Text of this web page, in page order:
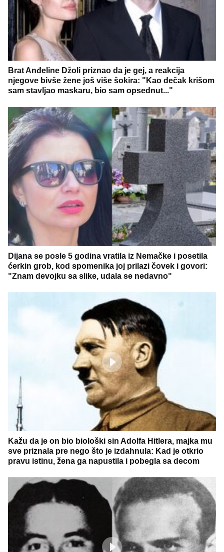
Brat Anđeline Džoli priznao da je gej, a reakcija
njegove bivše žene još više šokira: "Kao dečak krišom
sam stavljao maskaru, bio sam opsednut..."
Dijana se posle 5 godina vratila iz Nemačke i posetila
ćerkin grob, kod spomenika joj prilazi čovek i govori:
"Znam devojku sa slike, udala se nedavno"
Kažu da je on bio biološki sin Adolfa Hitlera, majka mu
sve priznala pre nego što je izdahnula: Kad je otkrio
pravu istinu, žena ga napustila i pobegla sa decom